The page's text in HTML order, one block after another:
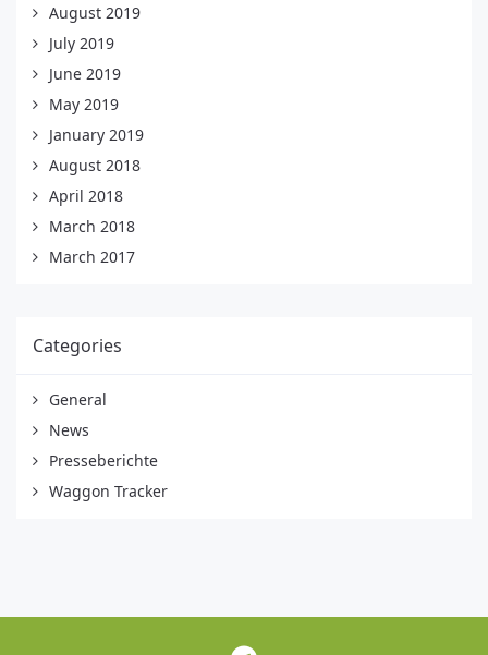
August 2019
July 2019
June 2019
May 2019
January 2019
August 2018
April 2018
March 2018
March 2017
Categories
General
News
Presseberichte
Waggon Tracker